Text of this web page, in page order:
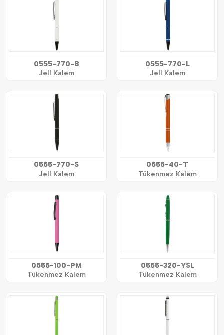
0555-770-B
Jell Kalem
0555-770-L
Jell Kalem
0555-770-S
Jell Kalem
0555-40-T
Tükenmez Kalem
0555-100-PM
Tükenmez Kalem
0555-320-YSL
Tükenmez Kalem